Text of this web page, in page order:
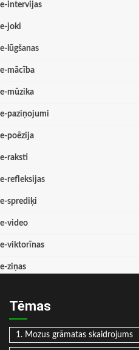
e-intervijas
e-joki
e-lūgšanas
e-mācība
e-mūzika
e-paziņojumi
e-poēzija
e-raksti
e-refleksijas
e-sprediķi
e-video
e-viktorīnas
e-ziņas
Tēmas
1. Mozus grāmatas skaidrojums